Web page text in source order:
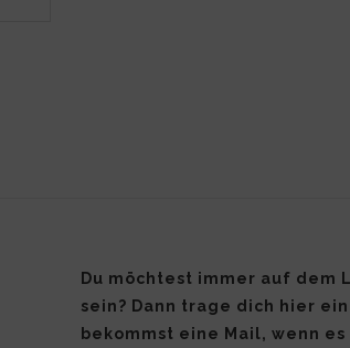
Du möchtest immer auf dem
sein? Dann trage dich hier
bekommst eine Mail, wenn